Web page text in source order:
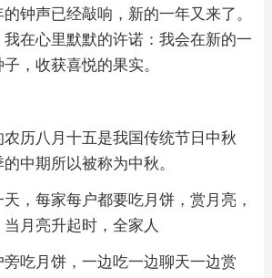
钟声已经敲响，新的一年又来了。
在心里默默的许诺：我会在新的一
，收获喜悦的果实。
八月十五是我国传统节日中秋
中期所以被称为中秋。
每家每户都要吃月饼，赏月亮，
月亮升起时，全家人
月饼，一边吃一边聊天一边赏